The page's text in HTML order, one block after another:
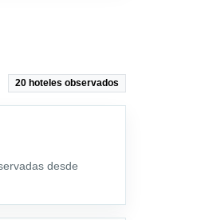
20 hoteles observados
desde